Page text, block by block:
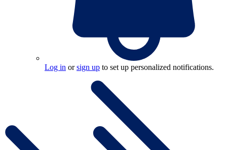
Log in orsign up to set up personalized notifications.